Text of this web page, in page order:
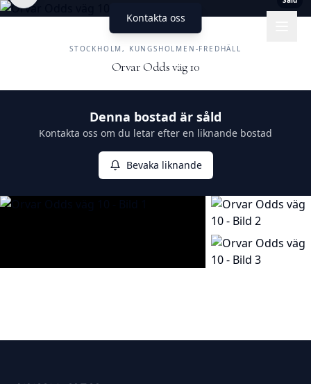
Kontakta oss
STOCKHOLM, KUNGSHOLMEN-FREDHÄLL
Orvar Odds väg 10
Denna bostad är såld
Kontakta oss om du letar efter en liknande bostad
Bevaka liknande